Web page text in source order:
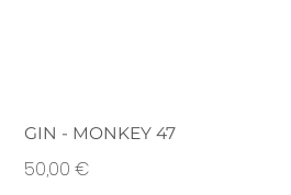
GIN - MONKEY 47
Prix
50,00 €